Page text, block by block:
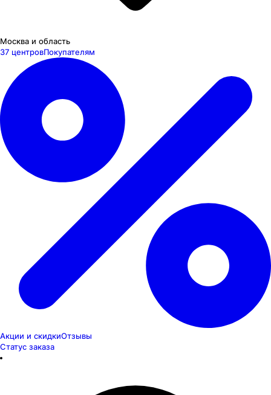
Москва и область
37 центровПокупателям
Акции и скидкиОтзывы
Статус заказа